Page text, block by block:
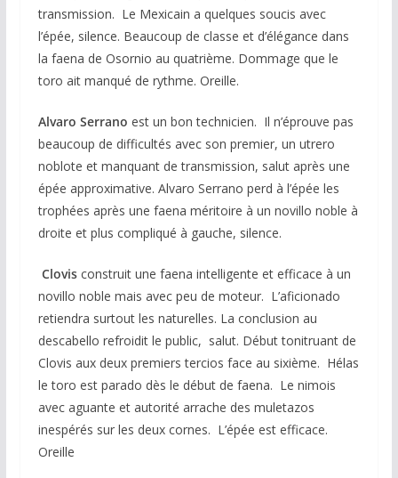
transmission. Le Mexicain a quelques soucis avec
l’épée, silence. Beaucoup de classe et d’élégance dans
la faena de Osornio au quatrième. Dommage que le
toro ait manqué de rythme. Oreille.
Alvaro Serrano est un bon technicien. Il n’éprouve pas
beaucoup de difficultés avec son premier, un utrero
noblote et manquant de transmission, salut après une
épée approximative. Alvaro Serrano perd à l’épée les
trophées après une faena méritoire à un novillo noble à
droite et plus compliqué à gauche, silence.
Clovis construit une faena intelligente et efficace à un
novillo noble mais avec peu de moteur. L’aficionado
retiendra surtout les naturelles. La conclusion au
descabello refroidit le public, salut. Début tonitruant de
Clovis aux deux premiers tercios face au sixième. Hélas
le toro est parado dès le début de faena. Le nimois
avec aguante et autorité arrache des muletazos
inespérés sur les deux cornes. L’épée est efficace.
Oreille